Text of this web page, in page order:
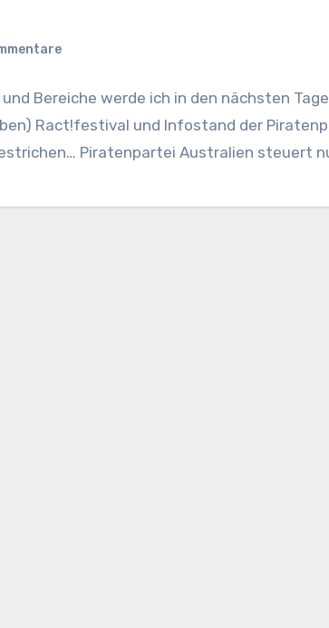
Bereiche werde ich in den nächsten
Ract!festival und Infostand der
Piratenpartei Australien steuert